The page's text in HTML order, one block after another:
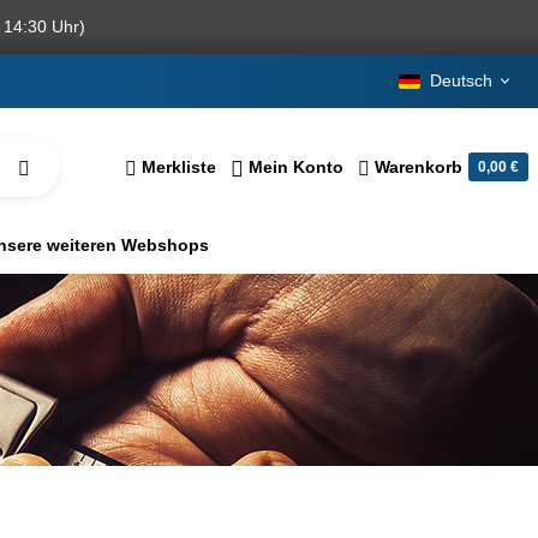
Uhr)
Deutsch
Merkliste Mein Konto Warenkorb 0,00 €
weiteren Webshops